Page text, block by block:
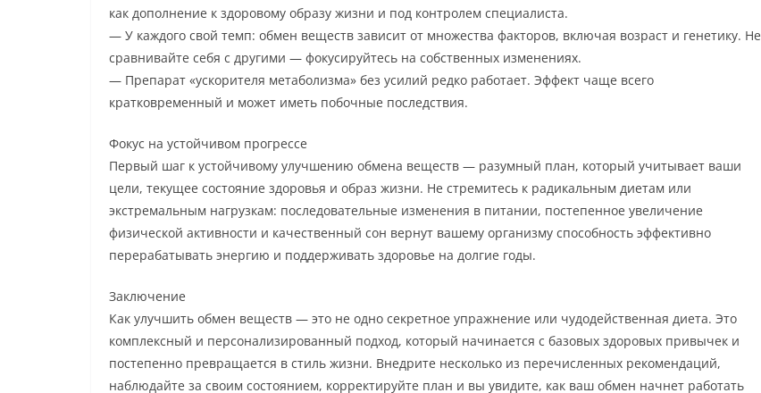
как дополнение к здоровому образу жизни и под контролем специалиста.
— У каждого свой темп: обмен веществ зависит от множества факторов, включая возраст и генетику. Не
сравнивайте себя с другими — фокусируйтесь на собственных изменениях.
— Препарат «ускорителя метаболизма» без усилий редко работает. Эффект чаще всего
кратковременный и может иметь побочные последствия.
Фокус на устойчивом прогрессе
Первый шаг к устойчивому улучшению обмена веществ — разумный план, который учитывает ваши
цели, текущее состояние здоровья и образ жизни. Не стремитесь к радикальным диетам или
экстремальным нагрузкам: последовательные изменения в питании, постепенное увеличение
физической активности и качественный сон вернут вашему организму способность эффективно
перерабатывать энергию и поддерживать здоровье на долгие годы.
Заключение
Как улучшить обмен веществ — это не одно секретное упражнение или чудодейственная диета. Это
комплексный и персонализированный подход, который начинается с базовых здоровых привычек и
постепенно превращается в стиль жизни. Внедрите несколько из перечисленных рекомендаций,
наблюдайте за своим состоянием, корректируйте план и вы увидите, как ваш обмен начнет работать